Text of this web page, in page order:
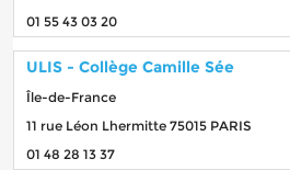
01 55 43 03 20
ULIS - Collège Camille Sée
Île-de-France
11 rue Léon Lhermitte 75015 PARIS
01 48 28 13 37